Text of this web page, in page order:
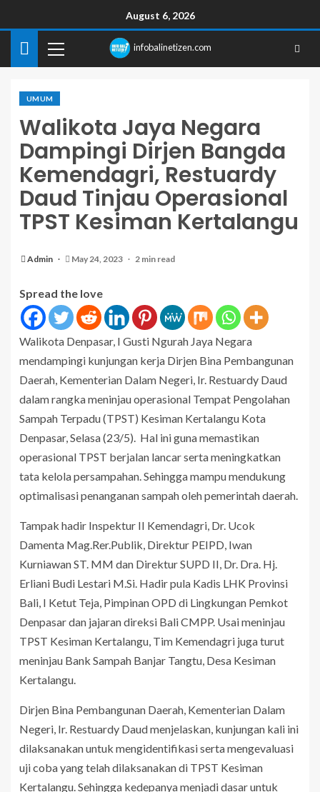
August 6, 2026
infobalinetizen.com
UMUM
Walikota Jaya Negara
Dampingi Dirjen Bangda
Kemendagri, Restuardy
Daud Tinjau Operasional
TPST Kesiman Kertalangu
Admin May 24, 2023 2 min read
Spread the love
Walikota Denpasar, I Gusti Ngurah Jaya Negara
mendampingi kunjungan kerja Dirjen Bina Pembangunan
Daerah, Kementerian Dalam Negeri, Ir. Restuardy Daud
dalam rangka meninjau operasional Tempat Pengolahan
Sampah Terpadu (TPST) Kesiman Kertalangu Kota
Denpasar, Selasa (23/5). Hal ini guna memastikan
operasional TPST berjalan lancar serta meningkatkan
tata kelola persampahan. Sehingga mampu mendukung
optimalisasi penanganan sampah oleh pemerintah daerah.
Tampak hadir Inspektur II Kemendagri, Dr. Ucok
Damenta Mag.Rer.Publik, Direktur PEIPD, Iwan
Kurniawan ST. MM dan Direktur SUPD II, Dr. Dra. Hj.
Erliani Budi Lestari M.Si. Hadir pula Kadis LHK Provinsi
Bali, I Ketut Teja, Pimpinan OPD di Lingkungan Pemkot
Denpasar dan jajaran direksi Bali CMPP. Usai meninjau
TPST Kesiman Kertalangu, Tim Kemendagri juga turut
meninjau Bank Sampah Banjar Tangtu, Desa Kesiman
Kertalangu.
Dirjen Bina Pembangunan Daerah, Kementerian Dalam
Negeri, Ir. Restuardy Daud menjelaskan, kunjungan kali ini
dilaksanakan untuk mengidentifikasi serta mengevaluasi
uji coba yang telah dilaksanakan di TPST Kesiman
Kertalangu. Sehingga kedepanya menjadi dasar untuk